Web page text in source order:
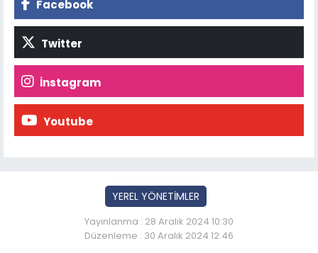
Facebook
Twitter
İnstagram
Youtube
YEREL YÖNETİMLER
Yayınlanma : 28 Aralık 2024 10:30
Düzenleme : 30 Aralık 2024 12:46